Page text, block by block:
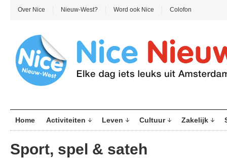
Over Nice Nieuw-West? Word ook Nice Colofon
Home Activiteiten Leven Cultuur Zakelijk
Sport, spel & sateh